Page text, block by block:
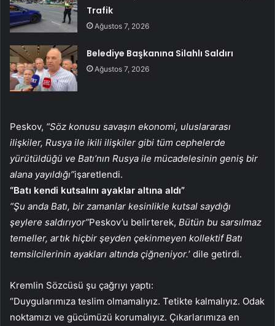
Trafik
Ağustos 7, 2026
Belediye Başkanına Silahlı Saldırı
Ağustos 7, 2026
Peskov, “Söz konusu savaşın ekonomi, uluslararası
ilişkiler, Rusya ile ikili ilişkiler gibi tüm cephelerde
yürütüldüğü ve Batı’nın Rusya ile mücadelesinin geniş bir
alana yayıldığı”işaretlendi.
“Batı kendi kutsalını ayaklar altına aldı”
“Şu anda Batı, bir zamanlar kesinlikle kutsal saydığı
şeylere saldırıyor”Peskov’u belirterek, Bütün bu sarsılmaz
temeller, artık hiçbir şeyden çekinmeyen kollektif Batı
temsilcilerinin ayakları altında çiğneniyor.’ dile getirdi.
Kremlin Sözcüsü şu çağrıyı yaptı:
“Duygularımıza teslim olmamalıyız. Tetikte kalmalıyız. Odak
noktamızı ve gücümüzü korumalıyız. Çıkarlarımıza en